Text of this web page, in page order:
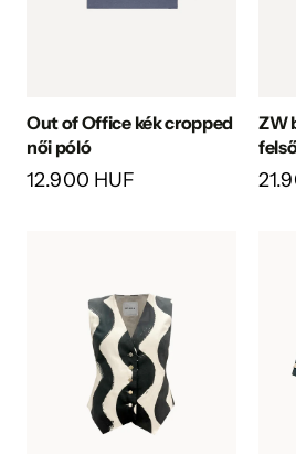
Out of Office kék cropped
női póló
12.900 HUF
ZW